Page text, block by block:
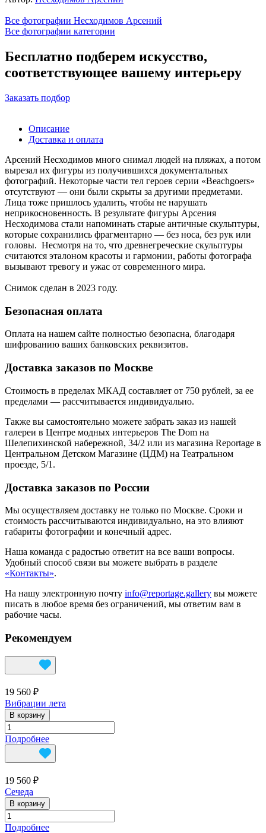
Все фотографии Несходимов Арсений
Все фотографии категории
Бесплатно подберем искусство,
соответствующее вашему интерьеру
Заказать подбор
Описание
Доставка и оплата
Арсений Несходимов много снимал людей на пляжах, а потом
вырезал их фигуры из получившихся документальных
фотографий. Некоторые части тел героев серии «Beachgoers»
отсутствуют — они были скрыты за другими предметами.
Лица тоже пришлось удалить, чтобы не нарушать
неприкосновенность. В результате фигуры Арсения
Несходимова стали напоминать старые античные скульптуры,
которые сохранились фрагментарно — без носа, без рук или
головы. Несмотря на то, что древнегреческие скульптуры
считаются эталоном красоты и гармонии, работы фотографа
вызывают тревогу и ужас от современного мира.
Снимок сделан в 2023 году.
Безопасная оплата
Оплата на нашем сайте полностью безопасна, благодаря
шифрованию ваших банковских реквизитов.
Доставка заказов по Москве
Стоимость в пределах МКАД составляет от 750 рублей, за ее
пределами — рассчитывается индивидуально.
Также вы самостоятельно можете забрать заказ из нашей
галереи в Центре модных интерьеров The Dom на
Шелепихинской набережной, 34/2 или из магазина Reportage в
Центральном Детском Магазине (ЦДМ) на Театральном
проезде, 5/1.
Доставка заказов по России
Мы осуществляем доставку не только по Москве. Сроки и
стоимость рассчитываются индивидуально, на это влияют
габариты фотографии и конечный адрес.
Наша команда с радостью ответит на все ваши вопросы.
Удобный способ связи вы можете выбрать в разделе
«Контакты».
На нашу электронную почту info@reportage.gallery вы можете
писать в любое время без ограничений, мы ответим вам в
рабочие часы.
Рекомендуем
19 560 ₽
Вибрации лета
В корзину
Подробнее
19 560 ₽
Сечеда
В корзину
Подробнее